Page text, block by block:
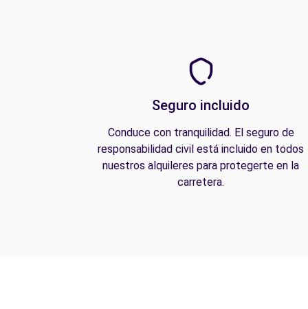
Seguro incluido
Conduce con tranquilidad. El seguro de
responsabilidad civil está incluido en todos
nuestros alquileres para protegerte en la
carretera.